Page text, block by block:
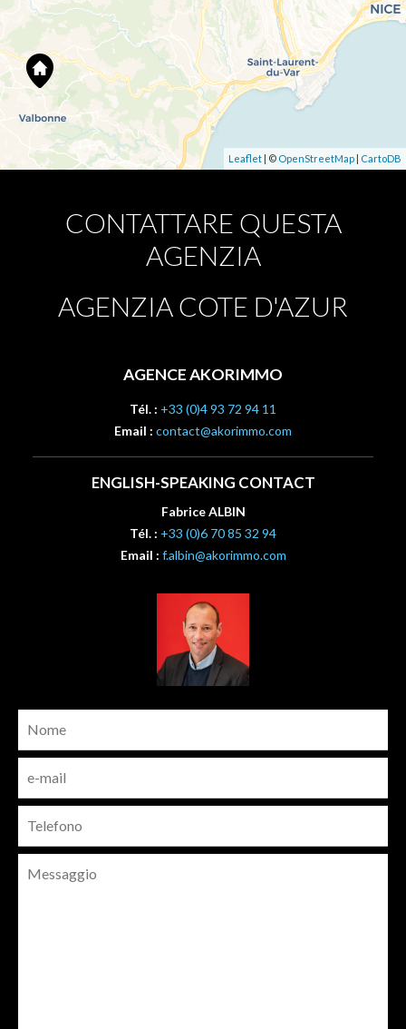
Leaflet | © OpenStreetMap | CartoDB
CONTATTARE QUESTA
AGENZIA
AGENZIA COTE D'AZUR
AGENCE AKORIMMO
Tél. : +33 (0)4 93 72 94 11
Email : contact@akorimmo.com
ENGLISH-SPEAKING CONTACT
Fabrice ALBIN
Tél. : +33 (0)6 70 85 32 94
Email : f.albin@akorimmo.com